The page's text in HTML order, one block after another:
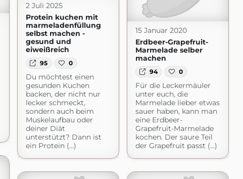
2 Juli 2025
Protein kuchen mit
marmeladenfüllung
selbst machen -
gesund und
eiweißreich
95 0
Du möchtest einen
gesunden Kuchen
backen, der nicht nur
lecker schmeckt,
sondern auch beim
Muskelaufbau oder
deiner Diät
unterstützt? Dann ist
ein Protein (...)
15 Januar 2020
Erdbeer-Grapefruit-
Marmelade selber
machen
94 0
Für die Leckermäuler
unter euch, die
Marmelade lieber etwas
sauer haben, kann man
eine Erdbeer-
Grapefruit-Marmelade
kochen. Der saure Teil
der Grapefruit passt (...)